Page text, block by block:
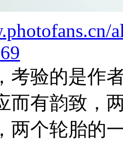
考验的是作
而有韵致，
两个轮胎的